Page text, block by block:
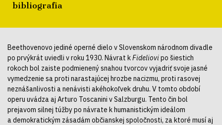
bibliografia
Beethovenovo jediné operné dielo v Slovenskom národnom divadle
po prvýkrát uviedli v roku 1930. Návrat kFideliovipo šiestich
rokoch bol zaiste podmienený snahou tvorcov vyjadriť svoje jasné
vymedzenie sa proti narastajúcej hrozbe nacizmu, proti rasovej
neznášanlivosti a nenávisti akéhokoľvek druhu. V tomto období
operu uvádza aj Arturo Toscanini v Salzburgu. Tento čin bol
prejavom silnej túžby po návrate k humanistickým ideálom
a demokratickým zásadám občianskej spoločnosti, za ktoré musí aj